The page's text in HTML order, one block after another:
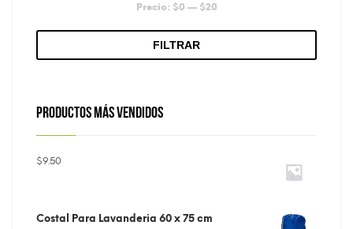
mínimo
máximo
FILTRAR
Precio: $0 — $20
PRODUCTOS MÁS VENDIDOS
$9.50
Costal Para Lavanderia 60 x 75 cm